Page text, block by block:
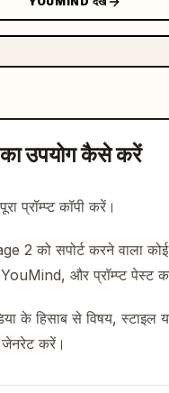
का उपयोग कैसे करें
प्रॉम्प्ट कॉपी करें।
2 को सपोर्ट करने वाला कोई
और प्रॉम्प्ट पेस्ट
के हिसाब से विषय, स्टाइल
करें।